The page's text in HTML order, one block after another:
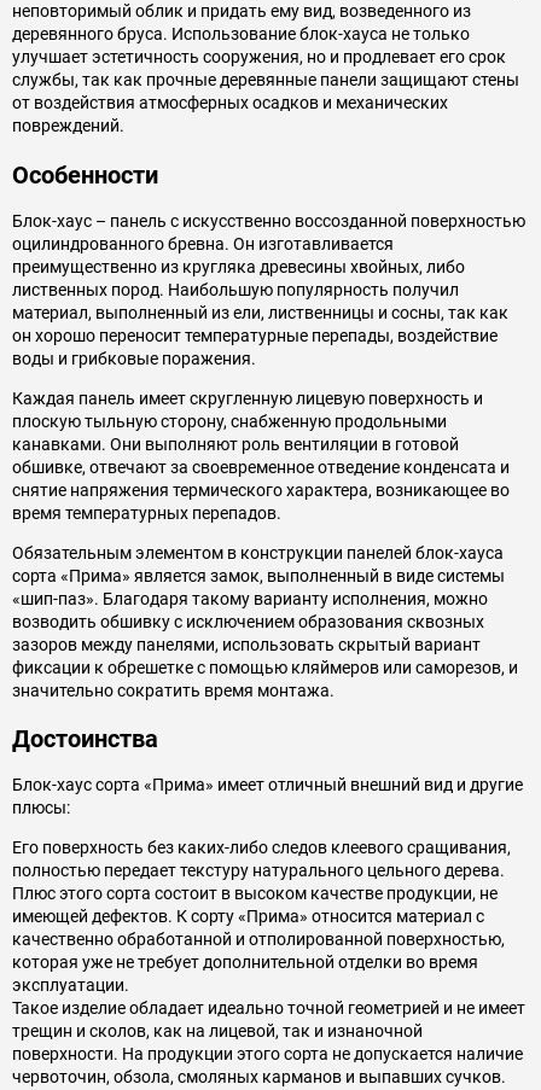
неповторимый облик и придать ему вид, возведенного из
деревянного бруса. Использование блок-хауса не только
улучшает эстетичность сооружения, но и продлевает его срок
службы, так как прочные деревянные панели защищают стены
от воздействия атмосферных осадков и механических
повреждений.
Особенности
Блок-хаус – панель с искусственно воссозданной поверхностью
оцилиндрованного бревна. Он изготавливается
преимущественно из кругляка древесины хвойных, либо
лиственных пород. Наибольшую популярность получил
материал, выполненный из ели, лиственницы и сосны, так как
он хорошо переносит температурные перепады, воздействие
воды и грибковые поражения.
Каждая панель имеет скругленную лицевую поверхность и
плоскую тыльную сторону, снабженную продольными
канавками. Они выполняют роль вентиляции в готовой
обшивке, отвечают за своевременное отведение конденсата и
снятие напряжения термического характера, возникающее во
время температурных перепадов.
Обязательным элементом в конструкции панелей блок-хауса
сорта «Прима» является замок, выполненный в виде системы
«шип-паз». Благодаря такому варианту исполнения, можно
возводить обшивку с исключением образования сквозных
зазоров между панелями, использовать скрытый вариант
фиксации к обрешетке с помощью кляймеров или саморезов, и
значительно сократить время монтажа.
Достоинства
Блок-хаус сорта «Прима» имеет отличный внешний вид и другие
плюсы:
Его поверхность без каких-либо следов клеевого сращивания,
полностью передает текстуру натурального цельного дерева.
Плюс этого сорта состоит в высоком качестве продукции, не
имеющей дефектов. К сорту «Прима» относится материал с
качественно обработанной и отполированной поверхностью,
которая уже не требует дополнительной отделки во время
эксплуатации.
Такое изделие обладает идеально точной геометрией и не имеет
трещин и сколов, как на лицевой, так и изнаночной
поверхности. На продукции этого сорта не допускается наличие
червоточин, обзола, смоляных карманов и выпавших сучков.